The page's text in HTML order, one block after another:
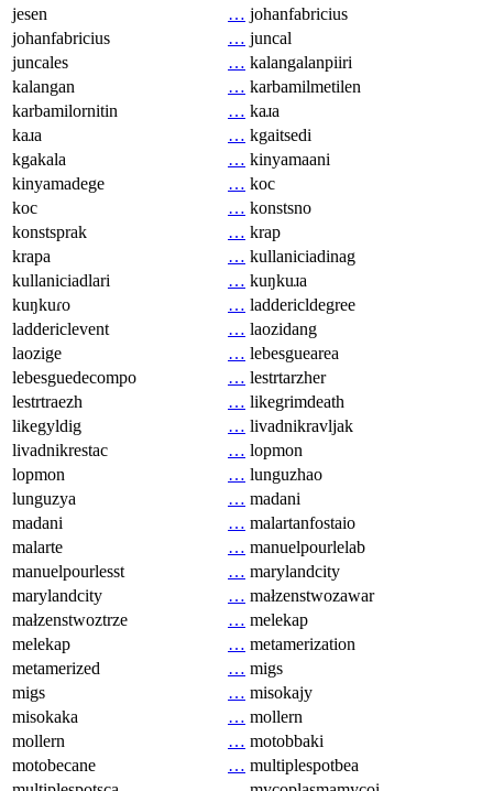
jesen
… johanfabricius
johanfabricius
… juncal
juncales
… kalangalanpiiri
kalangan
… karbamilmetilen
karbamilornitin
… kaɹa
kaɹa
… kgaitsedi
kgakala
… kinyamaani
kinyamadege
… koc
koc
… konstsno
konstsprak
… krap
krapa
… kullaniciadinag
kullaniciadlari
… kuŋkuɹa
kuŋkuɾo
… laddericldegree
laddericlevent
… laozidang
laozige
… lebesguearea
lebesguedecompo
… lestrtarzher
lestrtraezh
… likegrimdeath
likegyldig
… livadnikravljak
livadnikrestac
… lopmon
lopmon
… lunguzhao
lunguzya
… madani
madani
… malartanfostaio
malarte
… manuelpourlelab
manuelpourlesst
… marylandcity
marylandcity
… małzenstwozawar
małzenstwoztrze
… melekap
melekap
… metamerization
metamerized
… migs
migs
… misokajy
misokaka
… mollern
mollern
… motobbaki
motobecane
… multiplespotbea